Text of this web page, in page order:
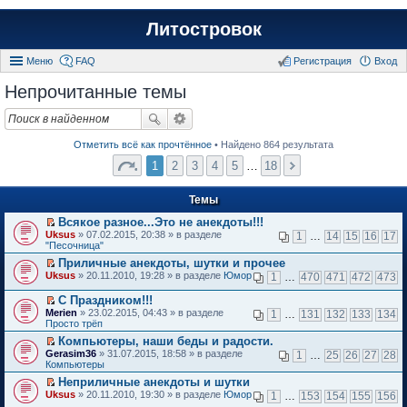
Литостровок
Меню FAQ Вход
Регистрация
Непрочитанные темы
Отметить всё как прочтённое • Найдено 864 результата
1 2 3 4 5 18
Темы
П
е
р
й
и
п
е
р
в
о
м
у
н
Всякое разное...Это не анекдоты!!!
1 … 14 15 16 17
Uksus » 07.02.2015, 20:38 » в разделе
"Песочница"
П
р
е
й
т
и
к
п
е
р
в
Приличные анекдоты, шутки и прочее
1 … 470 471 472 473
Uksus » 20.11.2010, 19:28 » в разделе Юмор
П
е
р
е
й
т
и
к
п
С Праздником!!!
1 … 131 132 133 134
Merien » 23.02.2015, 04:43 » в разделе
Просто трёп
П
е
р
е
й
Компьютеры, наши беды и радости.
1 … 25 26 27 28
Gerasim36 » 31.07.2015, 18:58 » в разделе
Компьютеры
П
Неприличные анекдоты и шутки
1 … 153 154 155 156
Uksus » 20.11.2010, 19:30 » в разделе Юмор